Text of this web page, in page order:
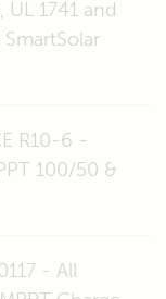
1741 and
R10-6 -
100/50 &
- All